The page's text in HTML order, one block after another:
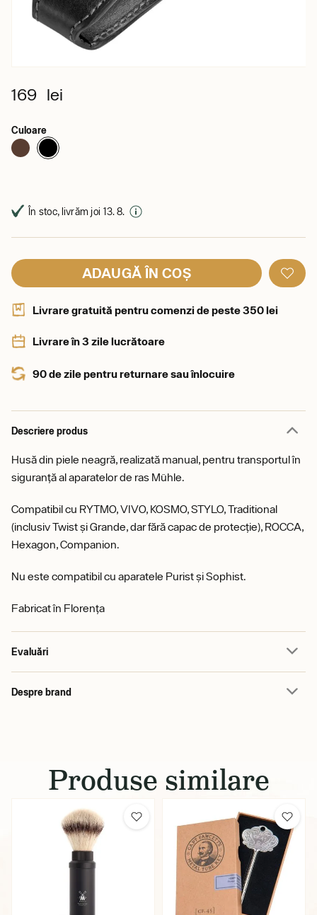
169 lei
Culoare
În stoc, livrăm joi 13. 8.
ADAUGĂ ÎN COȘ
Livrare gratuită pentru comenzi de peste 350 lei
Livrare în 3 zile lucrătoare
90 de zile pentru returnare sau înlocuire
Descriere produs
Husă din piele neagră, realizată manual, pentru transportul în
siguranță al aparatelor de ras Mühle.
Compatibil cu RYTMO, VIVO, KOSMO, STYLO, Traditional
(inclusiv Twist și Grande, dar fără capac de protecție), ROCCA,
Hexagon, Companion.
Nu este compatibil cu aparatele Purist și Sophist.
Fabricat în Florența
Evaluări
Despre brand
Produse similare